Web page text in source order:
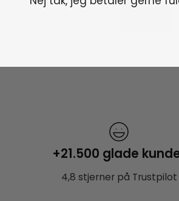
+21.500 glade
4,8 stjerner på Trustpilot